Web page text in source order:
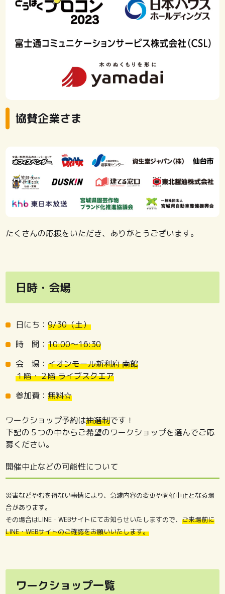
協賛企業さま
たくさんの応援をいただき、ありがとうございます。
日時・会場
日にち：9/30（土）
時 間：10:00～16:30
会 場：イオンモール新利府 南館
１階・２階 ライブスクエア
参加費：無料☆
ワークショップ予約は抽選制です！
下記の５つの中からご希望のワークショップを選んでご応
募ください。
開催中止などの可能性について
災害などやむを得ない事情により、急遽内容の変更や開催中止となる場
合があります。
その場合はLINE・WEBサイトにてお知らせいたしますので、ご来場前に
LINE・WEBサイトのご確認をお願いいたします。
ワークショップ一覧